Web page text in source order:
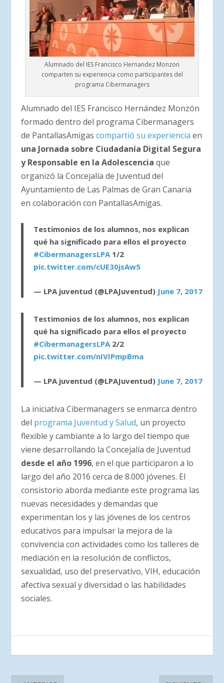
Alumnado del IES Francisco Hernandez Monzon
comparten su experiencia como participantes del
programa Cibermanagers
Alumnado del IES Francisco Hernández Monzón
formado dentro del programa Cibermanagers
de PantallasAmigascompartió su experiencia en
una Jornada sobre Ciudadanía Digital Segura
y Responsable en la Adolescencia que
organizó la Concejalía de Juventud del
Ayuntamiento de Las Palmas de Gran Canaria
en colaboración con PantallasAmigas.
Testimonios de los alumnos, nos explican
qué ha significado para ellos el proyecto
#CibermanagersLPA 1/2
pic.twitter.com/cUE30jsAw5
— LPA juventud (@LPAJuventud) June 7, 2017
Testimonios de los alumnos, nos explican
qué ha significado para ellos el proyecto
#CibermanagersLPA 2/2
pic.twitter.com/nIVIPmpBma
— LPA juventud (@LPAJuventud) June 7, 2017
La iniciativa Cibermanagers se enmarca dentro
del programa Juventud y Salud, un proyecto
flexible y cambiante a lo largo del tiempo que
viene desarrollando la Concejalía de Juventud
desde el año 1996, en el que participaron a lo
largo del año 2016 cerca de 8.000 jóvenes. El
consistorio aborda mediante este programa las
nuevas necesidades y demandas que
experimentan los y las jóvenes de los centros
educativos para impulsar la mejora de la
convivencia con actividades como los talleres de
mediación en la resolución de conflictos,
sexualidad, uso del preservativo, VIH, educación
afectiva sexual y diversidad o las habilidades
sociales.